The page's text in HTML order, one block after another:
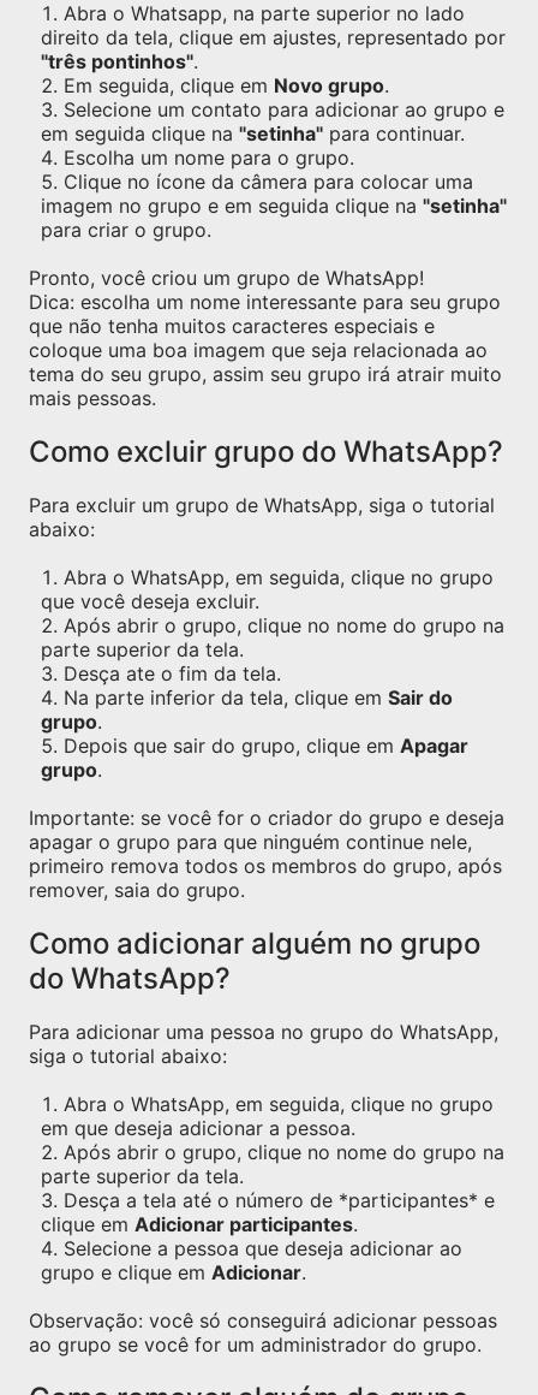
Abra o Whatsapp, na parte superior no lado
direito da tela, clique em ajustes, representado por
"três pontinhos".
Em seguida, clique em Novo grupo.
Selecione um contato para adicionar ao grupo e
em seguida clique na "setinha" para continuar.
Escolha um nome para o grupo.
Clique no ícone da câmera para colocar uma
imagem no grupo e em seguida clique na "setinha"
para criar o grupo.
Pronto, você criou um grupo de WhatsApp!
Dica: escolha um nome interessante para seu grupo
que não tenha muitos caracteres especiais e
coloque uma boa imagem que seja relacionada ao
tema do seu grupo, assim seu grupo irá atrair muito
mais pessoas.
Como excluir grupo do WhatsApp?
Para excluir um grupo de WhatsApp, siga o tutorial
abaixo:
Abra o WhatsApp, em seguida, clique no grupo
que você deseja excluir.
Após abrir o grupo, clique no nome do grupo na
parte superior da tela.
Desça ate o fim da tela.
Na parte inferior da tela, clique em Sair do
grupo.
Depois que sair do grupo, clique em Apagar
grupo.
Importante: se você for o criador do grupo e deseja
apagar o grupo para que ninguém continue nele,
primeiro remova todos os membros do grupo, após
remover, saia do grupo.
Como adicionar alguém no grupo
do WhatsApp?
Para adicionar uma pessoa no grupo do WhatsApp,
siga o tutorial abaixo:
Abra o WhatsApp, em seguida, clique no grupo
em que deseja adicionar a pessoa.
Após abrir o grupo, clique no nome do grupo na
parte superior da tela.
Desça a tela até o número de *participantes* e
clique em Adicionar participantes.
Selecione a pessoa que deseja adicionar ao
grupo e clique em Adicionar.
Observação: você só conseguirá adicionar pessoas
ao grupo se você for um administrador do grupo.